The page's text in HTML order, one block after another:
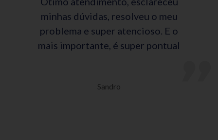
minhas dúvidas, resolveu o meu
problema e super atencioso. E o
mais importante, é super pontual
Sandro